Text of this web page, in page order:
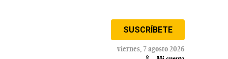
SUSCRÍBETE
viernes, 7 agosto 2026